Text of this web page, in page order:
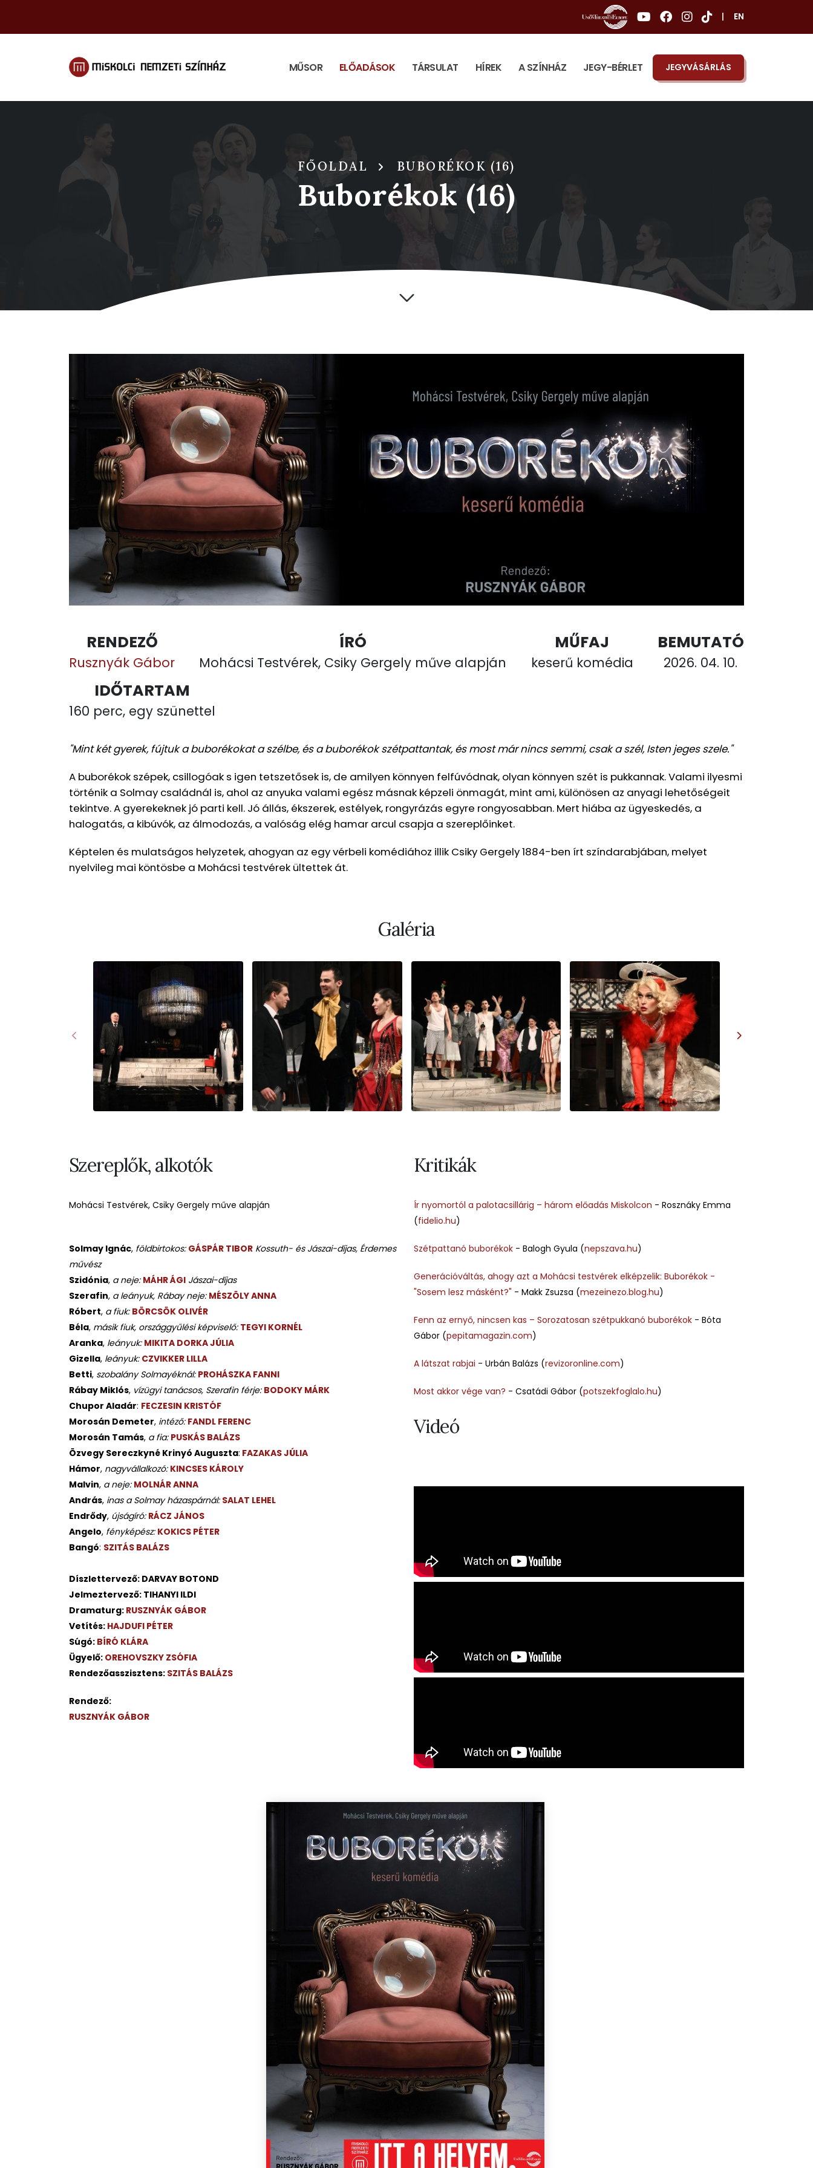
EN
MŰSOR ELŐADÁSOK TÁRSULAT HÍREK A SZÍNHÁZ JEGY-BÉRLET JEGYVÁSÁRLÁS
FŐOLDAL BUBORÉKOK (16)
Buborékok (16)
RENDEZŐ
Rusznyák Gábor
ÍRÓ
Mohácsi Testvérek, Csiky Gergely műve alapján
MŰFAJ
keserű komédia
BEMUTATÓ
2026. 04. 10.
IDŐTARTAM
160 perc, egy szünettel
"Mint két gyerek, fújtuk a buborékokat a szélbe, és a buborékok szétpattantak, és most már nincs semmi, csak a szél, Isten jeges szele."
A buborékok szépek, csillogóak s igen tetszetősek is, de amilyen könnyen felfúvódnak, olyan könnyen szét is pukkannak. Valami ilyesmi
történik a Solmay családnál is, ahol az anyuka valami egész másnak képzeli önmagát, mint ami, különösen az anyagi lehetőségeit
tekintve. A gyerekeknek jó parti kell. Jó állás, ékszerek, estélyek, rongyrázás egyre rongyosabban. Mert hiába az ügyeskedés, a
halogatás, a kibúvók, az álmodozás, a valóság elég hamar arcul csapja a szereplőinket.
Képtelen és mulatságos helyzetek, ahogyan az egy vérbeli komédiához illik Csiky Gergely 1884-ben írt színdarabjában, melyet
nyelvileg mai köntösbe a Mohácsi testvérek ültettek át.
Galéria
Szereplők, alkotók
Mohácsi Testvérek, Csiky Gergely műve alapján
Solmay Ignác, földbirtokos: GÁSPÁR TIBOR Kossuth- és Jászai-díjas, Érdemes
művész
Szidónia, a neje: MÁHR ÁGI Jászai-díjas
Szerafin, a leányuk, Rábay neje: MÉSZÖLY ANNA
Róbert, a fiuk: BÖRCSÖK OLIVÉR
Béla, másik fiuk, országgyűlési képviselő: TEGYI KORNÉL
Aranka, leányuk: MIKITA DORKA JÚLIA
Gizella, leányuk: CZVIKKER LILLA
Betti, szobalány Solmayéknál: PROHÁSZKA FANNI
Rábay Miklós, vízügyi tanácsos, Szerafin férje: BODOKY MÁRK
Chupor Aladár: FECZESIN KRISTÓF
Morosán Demeter, intéző: FANDL FERENC
Morosán Tamás, a fia: PUSKÁS BALÁZS
Özvegy Sereczkyné Krinyó Auguszta: FAZAKAS JÚLIA
Hámor, nagyvállalkozó: KINCSES KÁROLY
Malvin, a neje: MOLNÁR ANNA
András, inas a Solmay házaspárnál: SALAT LEHEL
Endrődy, újságíró: RÁCZ JÁNOS
Angelo, fényképész: KOKICS PÉTER
Bangó: SZITÁS BALÁZS
Díszlettervező: DARVAY BOTOND
Jelmeztervező: TIHANYI ILDI
Dramaturg: RUSZNYÁK GÁBOR
Vetítés: HAJDUFI PÉTER
Súgó: BÍRÓ KLÁRA
Ügyelő: OREHOVSZKY ZSÓFIA
Rendezőasszisztens: SZITÁS BALÁZS
Rendező:
RUSZNYÁK GÁBOR
Kritikák
Ír nyomortól a palotacsillárig – három előadás Miskolcon - Rosznáky Emma
(fidelio.hu)
Szétpattanó buborékok - Balogh Gyula (nepszava.hu)
Generációváltás, ahogy azt a Mohácsi testvérek elképzelik: Buborékok -
"Sosem lesz másként?" - Makk Zsuzsa (mezeinezo.blog.hu)
Fenn az ernyő, nincsen kas – Sorozatosan szétpukkanó buborékok - Bóta
Gábor (pepitamagazin.com)
A látszat rabjai - Urbán Balázs (revizoronline.com)
Most akkor vége van? - Csatádi Gábor (potszekfoglalo.hu)
Videó